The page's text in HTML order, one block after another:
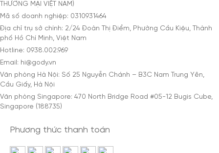
THƯƠNG MẠI VIỆT NAM)
Mã số doanh nghiệp: 0310931464
Địa chỉ trụ sở chính: 2/24 Đoàn Thị Điểm, Phường Cầu Kiệu, Thành
phố Hồ Chí Minh, Việt Nam
Hotline: 0938.002.969
Email: hi@gody.vn
Văn phòng Hà Nội: Số 25 Nguyễn Chánh – B3C Nam Trung Yên,
Cầu Giấy, Hà Nội
Văn phòng Singapore: 470 North Bridge Road #05-12 Bugis Cube,
Singapore (188735)
Phương thức thanh toán